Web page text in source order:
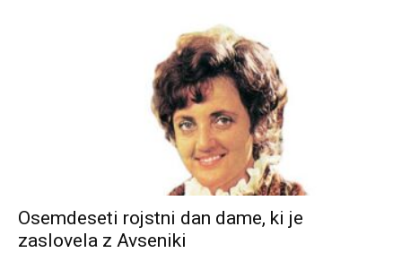
Osemdeseti rojstni dan dame, ki je
zaslovela z Avseniki